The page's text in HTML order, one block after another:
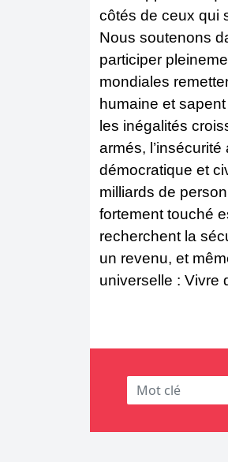
côtés de ceux qui
Nous soutenons
participer
mondiales
humaine et
les inégalités
armés,
démocratique et
milliards de
fortement touché
recherchent la
un revenu, et
universelle : Vivre